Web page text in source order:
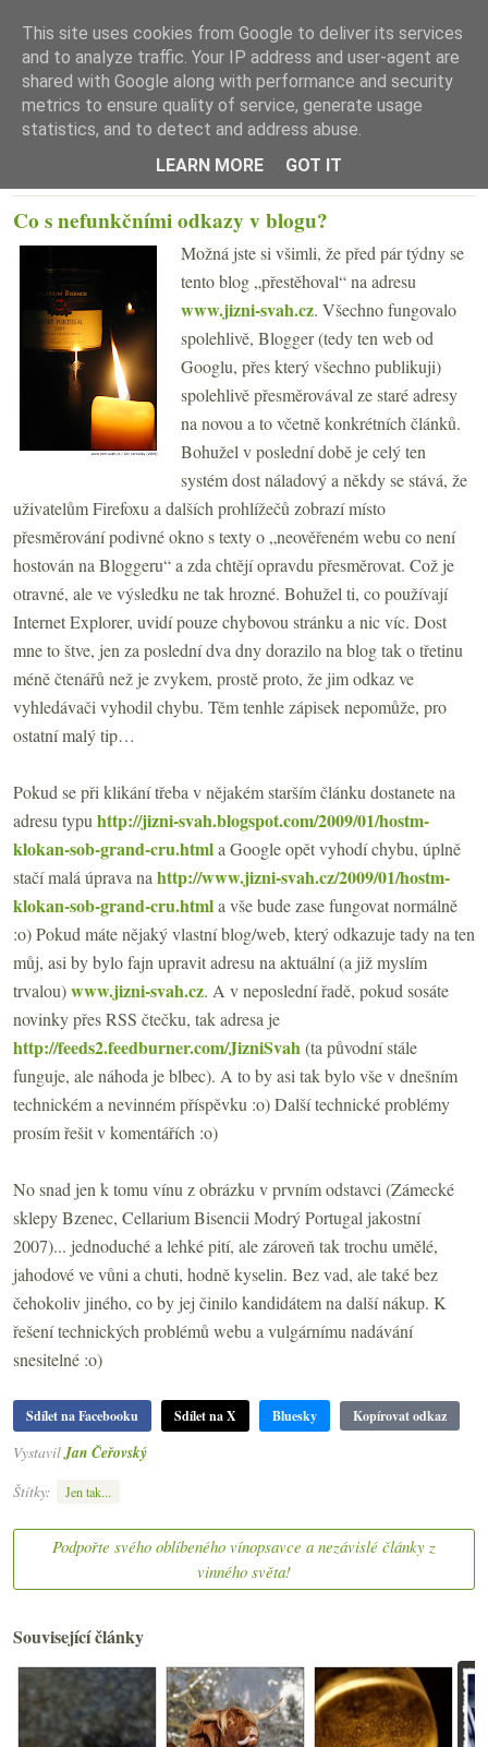
☰ Menu
Co s nefunkčními odkazy v blogu?
Možná jste si všimli, že před pár týdny se
tento blog „přestěhoval“ na adresu
www.jizni-svah.cz. Všechno fungovalo
spolehlivě, Blogger (tedy ten web od
Googlu, přes který všechno publikuji)
spolehlivě přesměrovával ze staré adresy
na novou a to včetně konkrétních článků.
Bohužel v poslední době je celý ten
systém dost náladový a někdy se stává, že
uživatelům Firefoxu a dalších prohlížečů zobrazí místo
přesměrování podivné okno s texty o „neověřeném webu co není
hostován na Bloggeru“ a zda chtějí opravdu přesměrovat. Což je
otravné, ale ve výsledku ne tak hrozné. Bohužel ti, co používají
Internet Explorer, uvidí pouze chybovou stránku a nic víc. Dost
mne to štve, jen za poslední dva dny dorazilo na blog tak o třetinu
méně čtenářů než je zvykem, prostě proto, že jim odkaz ve
vyhledávači vyhodil chybu. Těm tenhle zápisek nepomůže, pro
ostatní malý tip…
Pokud se při klikání třeba v nějakém starším článku dostanete na
adresu typu http://jizni-svah.blogspot.com/2009/01/hostm-
klokan-sob-grand-cru.htmla Google opět vyhodí chybu, úplně
stačí malá úprava na http://www.jizni-svah.cz/2009/01/hostm-
klokan-sob-grand-cru.htmla vše bude zase fungovat normálně
:o) Pokud máte nějaký vlastní blog/web, který odkazuje tady na ten
můj, asi by bylo fajn upravit adresu na aktuální (a již myslím
trvalou)www.jizni-svah.cz. A v neposlední řadě, pokud sosáte
novinky přes RSS čtečku, tak adresa je
http://feeds2.feedburner.com/JizniSvah(ta původní stále
funguje, ale náhoda je blbec). A to by asi tak bylo vše v dnešním
technickém a nevinném příspěvku :o) Další technické problémy
prosím řešit v komentářích :o)
No snad jen k tomu vínu z obrázku v prvním odstavci (Zámecké
sklepy Bzenec, Cellarium Bisencii Modrý Portugal jakostní
2007)... jednoduché a lehké pití, ale zároveň tak trochu umělé,
jahodové ve vůni a chuti, hodně kyselin. Bez vad, ale také bez
čehokoliv jiného, co by jej činilo kandidátem na další nákup. K
řešení technických problémů webu a vulgárnímu nadávání
snesitelné :o)
Sdílet na Facebooku Sdílet na X Bluesky Kopírovat odkaz
Vystavil Jan Čeřovský
Štítky:
Jen tak...
Podpořte svého oblíbeného vínopsavce a nezávislé články z
vinného světa!
Související články
This site uses cookies from Google to deliver its services
and to analyze traffic. Your IP address and user-agent are
shared with Google along with performance and security
metrics to ensure quality of service, generate usage
statistics, and to detect and address abuse.
LEARN MORE
GOT IT